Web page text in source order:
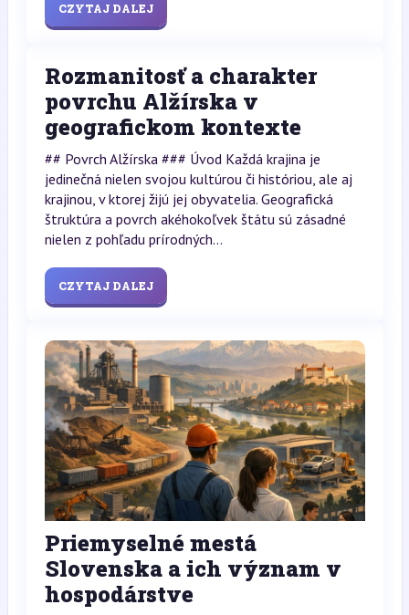
CZYTAJ DALEJ
Rozmanitosť a charakter
povrchu Alžírska v
geografickom kontexte
## Povrch Alžírska ### Úvod Každá krajina je
jedinečná nielen svojou kultúrou či históriou, ale aj
krajinou, v ktorej žijú jej obyvatelia. Geografická
štruktúra a povrch akéhokoľvek štátu sú zásadné
nielen z pohľadu prírodných...
CZYTAJ DALEJ
Priemyselné mestá
Slovenska a ich význam v
hospodárstve